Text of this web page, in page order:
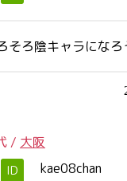
そろ陰キャラになろ
/ 大阪
ID kae08chan